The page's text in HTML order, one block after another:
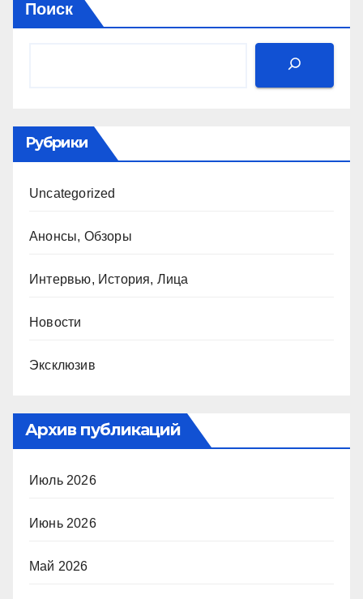
Поиск
Рубрики
Uncategorized
Анонсы, Обзоры
Интервью, История, Лица
Новости
Эксклюзив
Архив публикаций
Июль 2026
Июнь 2026
Май 2026